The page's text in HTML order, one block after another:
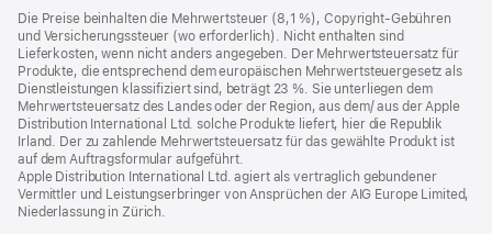
Die Preise beinhalten die Mehrwertsteuer (8,1 %), Copyright-Gebühren
und Versicherungssteuer (wo erforderlich). Nicht enthalten sind
Lieferkosten, wenn nicht anders angegeben. Der Mehrwertsteuersatz für
Produkte, die entsprechend dem europäischen Mehrwertsteuergesetz als
Dienstleistungen klassifiziert sind, beträgt 23 %. Sie unterliegen dem
Mehrwertsteuersatz des Landes oder der Region, aus dem/ aus der Apple
Distribution International Ltd. solche Produkte liefert, hier die Republik
Irland. Der zu zahlende Mehrwertsteuersatz für das gewählte Produkt ist
auf dem Auftragsformular aufgeführt.
Apple Distribution International Ltd. agiert als vertraglich gebundener
Vermittler und Leistungserbringer von Ansprüchen der AIG Europe Limited,
Niederlassung in Zürich.